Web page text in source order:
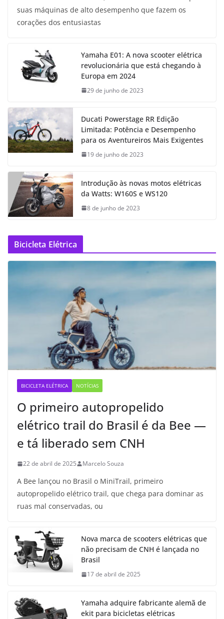
suas máquinas de alto desempenho que fazem os
corações dos entusiastas
Yamaha E01: A nova scooter elétrica
revolucionária que está chegando à
Europa em 2024
29 de junho de 2023
Ducati Powerstage RR Edição
Limitada: Potência e Desempenho
para os Aventureiros Mais Exigentes
19 de junho de 2023
Introdução às novas motos elétricas
da Watts: W160S e WS120
8 de junho de 2023
Bicicleta Elétrica
BICICLETA ELÉTRICA NOTÍCIAS
O primeiro autopropelido
elétrico trail do Brasil é da Bee —
e tá liberado sem CNH
22 de abril de 2025 Marcelo Souza
A Bee lançou no Brasil o MiniTrail, primeiro
autopropelido elétrico trail, que chega para dominar as
ruas mal conservadas, ou
Nova marca de scooters elétricas que
não precisam de CNH é lançada no
Brasil
17 de abril de 2025
Yamaha adquire fabricante alemã de
ekit para bicicletas elétricas